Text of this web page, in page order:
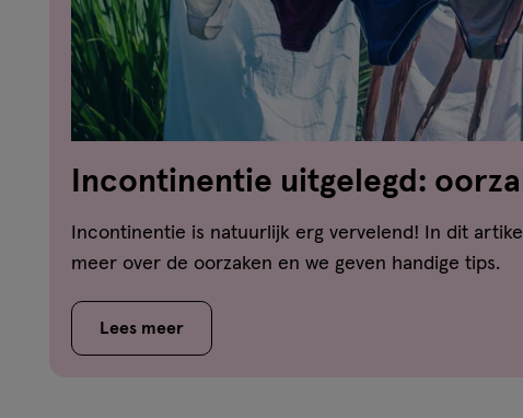
Incontinentie uitgelegd:
soorten én wat je zelf kan
Incontinentie is natuurlijk erg vervelend! In dit
meer over de oorzaken en we geven handige tips.
Lees meer